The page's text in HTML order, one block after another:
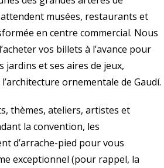
musées, restaurants et
en centre commercial. Nous
vos billets à l’avance pour
jardins et ses aires de jeux,
ornementale de Gaudí.
thèmes, ateliers, artistes et
la convention, les
d’arrache-pied pour vous
exceptionnel (pour rappel, la